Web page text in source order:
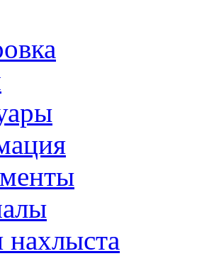
нахлыста